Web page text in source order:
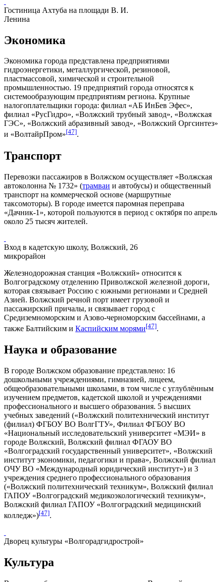
Гостиница Ахтуба на площади В. И.
Ленина
Экономика
Экономика города представлена предприятиями
гидроэнергетики, металлургической, резиновой,
пластмассовой, химической и строительной
промышленностью. 19 предприятий города относятся к
системообразующим предприятиям региона. Крупные
налогоплательщики города: филиал «АБ ИнБев Эфес»,
филиал «РусГидро», «Волжский трубный завод», «Волжская
ГЭС», «Волжский абразивный завод», «Волжский Оргсинтез»
и «ВолтайрПром»[47].
Транспорт
Перевозки пассажиров в Волжском осуществляет «Волжская
автоколонна № 1732» (трамваи и автобусы) и общественный
транспорт на коммерческой основе (маршрутные
таксомоторы). В городе имеется паромная переправа
«Дачник-1», которой пользуются в период с октября по апрель
около 25 тысяч жителей.
Вход в кадетскую школу, Волжский, 26
микрорайон
Железнодорожная станция «Волжский» относится к
Волгоградскому отделению Приволжской железной дороги,
которая связывает Россию с южными регионами и Средней
Азией. Волжский речной порт имеет грузовой и
пассажирский причалы, и связывает город с
Средиземноморским и Азово-черноморским бассейнами, а
также Балтийским и Каспийским морями[47].
Наука и образование
В городе Волжском образование представлено: 16
дошкольными учреждениями, гимназией, лицеем,
общеобразовательными школами, в том числе с углублённым
изучением предметов, кадетской школой и учреждениями
профессионального и высшего образования. 5 высших
учебных заведений («Волжский политехнический институт
(филиал) ФГБОУ ВО ВолгГТУ», Филиал ФГБОУ ВО
«Национальный исследовательский университет «МЭИ» в
городе Волжский, Волжский филиал ФГАОУ ВО
«Волгоградский государственный университет», «Волжский
институт экономики, педагогики и права», Волжский филиал
ОЧУ ВО «Международный юридический институт») и 3
учреждения среднего профессионального образования
(«Волжский политехнический техникум», Волжский филиал
ГАПОУ «Волгоградский медикоэкологический техникум»,
Волжский филиал ГАПОУ «Волгоградский медицинский
колледж»)[47].
Дворец культуры «Волгорадгидрострой»
Культура